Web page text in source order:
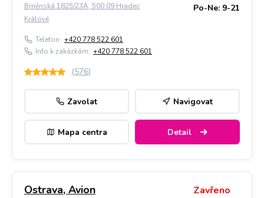
Brněnská 1825/23A, 500 09 Hradec
Králové
Po-Ne: 9-21
Telefon: +420 778 522 601
Info k zakázkám: +420 778 522 601
(576)
Zavolat Navigovat
Mapa centra Detail
Ostrava, Avion Zavřeno